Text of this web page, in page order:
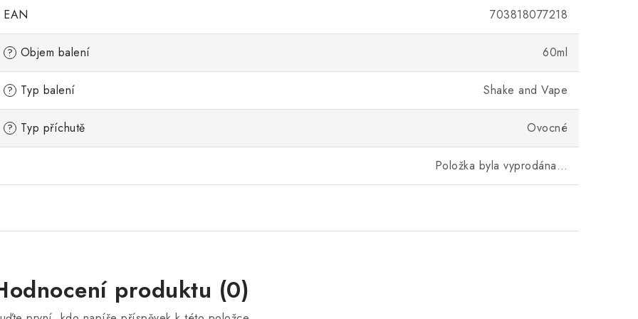
EAN 703818077218
? Objem balení 60ml
? Typ balení Shake and Vape
? Typ příchutě Ovocné
Položka byla vyprodána…
produktu (0)